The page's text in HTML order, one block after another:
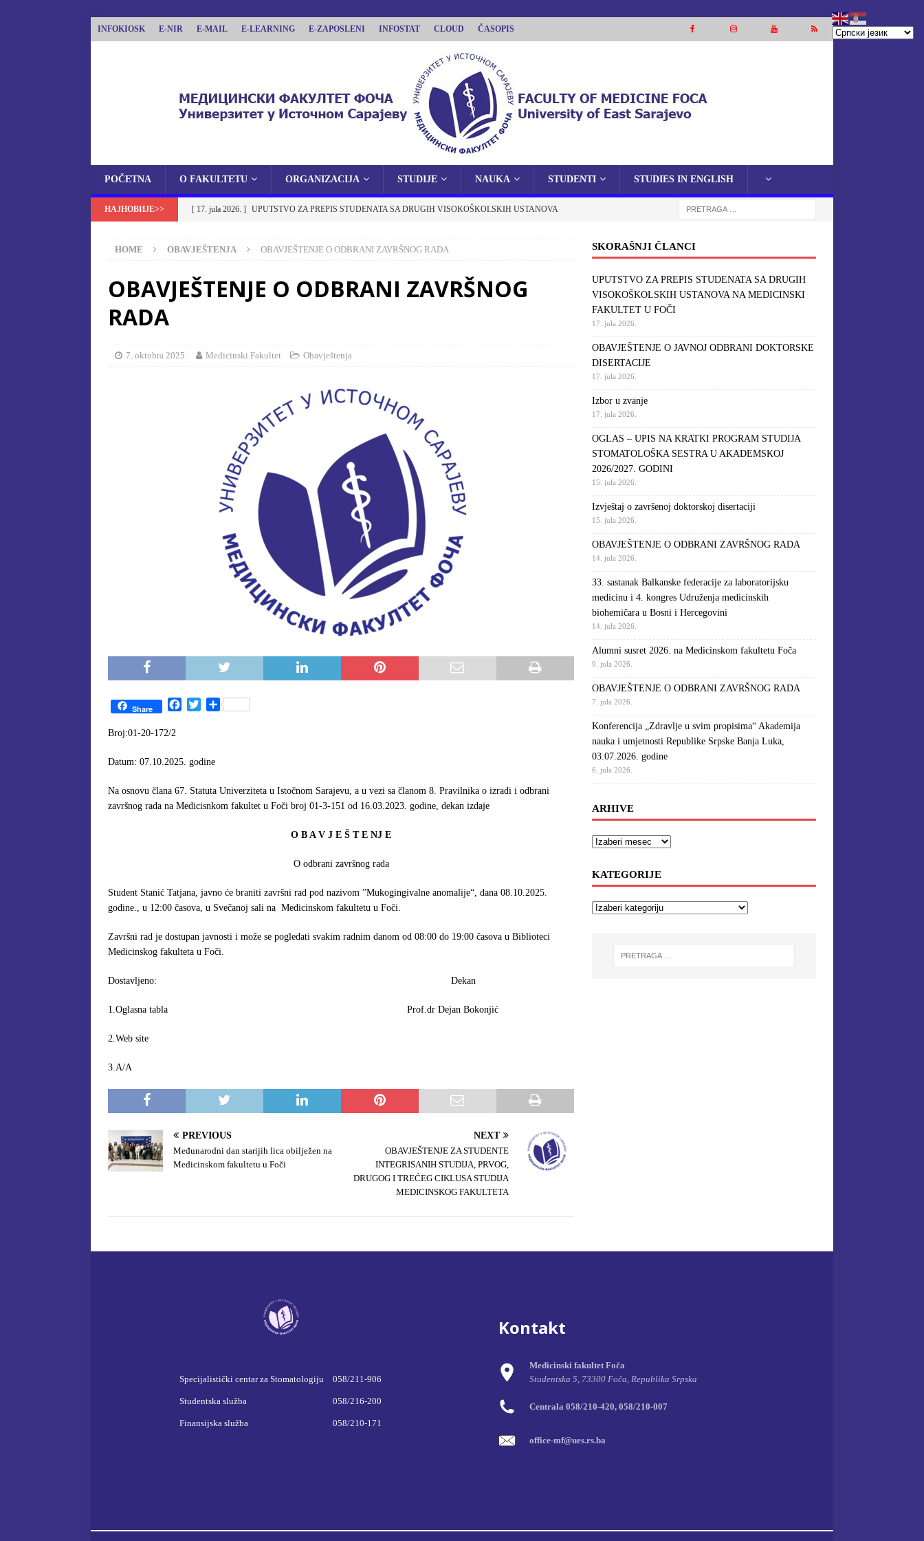
INFOKIOSK E-NIR E-MAIL E-LEARNING E-ZAPOSLENI INFOSTAT CLOUD ČASOPIS
MEDICINSKI FAKULTET FOČA
MEDICINSKI FAKULTET UNIVERZITETA U ISTOČNOM SARAJEVU
POČETNA O FAKULTETU ORGANIZACIJA STUDIJE NAUKA STUDENTI STUDIES IN ENGLISH
[ 17. jula 2026. ] UPUTSTVO ZA PREPIS STUDENATA SA DRUGIH VISOKOŠKOLSKIH USTANOVA
OBAVJEŠTENJA
[ 17. jula 2026. ]
AKADEMSKOJ 2026/2027. GODINI
KONAČNA RANG LISTA, PRVI UPISNI ROK DRUGI CIKLUS STUDIJA –
SPECIJALNA EDUKACIJA I REHABILITACIJA OBAVJEŠTENJA
HOME OBAVJEŠTENJA OBAVJEŠTENJE O ODBRANI ZAVRŠNOG RADA
OBAVJEŠTENJE O ODBRANI ZAVRŠNOG
RADA
7. oktobra 2025. Medicinski Fakultet Obavještenja
Share
b
o
k
t
r
S
Broj:01-20-172/2
Datum: 07.10.2025. godine
Na osnovu člana 67. Statuta Univerziteta u Istočnom Sarajevu, a u vezi sa članom 8. Pravilnika o izradi i odbrani
završnog rada na Medicisnkom fakultet u Foči broj 01-3-151 od 16.03.2023. godine, dekan izdaje
O B A V J E Š T E NJ E
O odbrani završnog rada
Student Stanić Tatjana, javno će braniti završni rad pod nazivom ”Mukogingivalne anomalije“, dana 08.10.2025.
godine., u 12:00 časova, u Svečanoj sali na Medicinskom fakultetu u Foči.
Završni rad je dostupan javnosti i može se pogledati svakim radnim danom od 08:00 do 19:00 časova u Biblioteci
Medicinskog fakulteta u Foči.
Dostavljeno: Dekan
1.Oglasna tabla Prof.dr Dejan Bokonjić
2.Web site
3.A/A
PREVIOUS
Međunarodni dan starijih lica obilježen na
Medicinskom fakultetu u Foči
NEXT
OBAVJEŠTENJE ZA STUDENTE
INTEGRISANIH STUDIJA, PRVOG,
DRUGOG I TREĆEG CIKLUSA STUDIJA
MEDICINSKOG FAKULTETA
SKORAŠNJI ČLANCI
UPUTSTVO ZA PREPIS STUDENATA SA DRUGIH
VISOKOŠKOLSKIH USTANOVA NA MEDICINSKI
FAKULTET U FOČI
17. jula 2026.
OBAVJEŠTENJE O JAVNOJ ODBRANI DOKTORSKE
DISERTACIJE
17. jula 2026.
Izbor u zvanje
17. jula 2026.
OGLAS – UPIS NA KRATKI PROGRAM STUDIJA
STOMATOLOŠKA SESTRA U AKADEMSKOJ
2026/2027. GODINI
15. jula 2026.
Izvještaj o završenoj doktorskoj disertaciji
15. jula 2026.
OBAVJEŠTENJE O ODBRANI ZAVRŠNOG RADA
14. jula 2026.
33. sastanak Balkanske federacije za laboratorijsku
medicinu i 4. kongres Udruženja medicinskih
biohemičara u Bosni i Hercegovini
14. jula 2026.
Alumni susret 2026. na Medicinskom fakultetu Foča
9. jula 2026.
OBAVJEŠTENJE O ODBRANI ZAVRŠNOG RADA
7. jula 2026.
Konferencija „Zdravlje u svim propisima“ Akademija
nauka i umjetnosti Republike Srpske Banja Luka,
03.07.2026. godine
6. jula 2026.
ARHIVE
KATEGORIJE
Specijalistički centar za Stomatologiju 058/211-906
Studentska služba 058/216-200
Finansijska služba 058/210-171
Kontakt
Medicinski fakultet Foča
Studentska 5, 73300 Foča, Republika Srpska
Centrala 058/210-420, 058/210-007
office-mf@ues.rs.ba